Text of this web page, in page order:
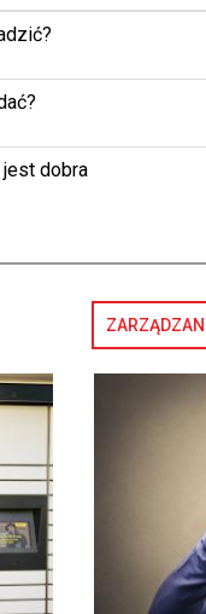
dobra